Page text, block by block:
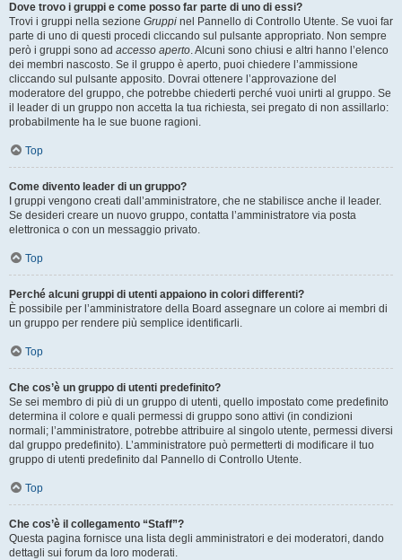
Dove trovo i gruppi e come posso far parte di uno di essi?
Trovi i gruppi nella sezione Gruppi nel Pannello di Controllo Utente. Se vuoi far
parte di uno di questi procedi cliccando sul pulsante appropriato. Non sempre
però i gruppi sono ad accesso aperto. Alcuni sono chiusi e altri hanno l’elenco
dei membri nascosto. Se il gruppo è aperto, puoi chiedere l’ammissione
cliccando sul pulsante apposito. Dovrai ottenere l’approvazione del
moderatore del gruppo, che potrebbe chiederti perché vuoi unirti al gruppo. Se
il leader di un gruppo non accetta la tua richiesta, sei pregato di non assillarlo:
probabilmente ha le sue buone ragioni.
Top
Come divento leader di un gruppo?
I gruppi vengono creati dall’amministratore, che ne stabilisce anche il leader.
Se desideri creare un nuovo gruppo, contatta l’amministratore via posta
elettronica o con un messaggio privato.
Top
Perché alcuni gruppi di utenti appaiono in colori differenti?
È possibile per l’amministratore della Board assegnare un colore ai membri di
un gruppo per rendere più semplice identificarli.
Top
Che cos’è un gruppo di utenti predefinito?
Se sei membro di più di un gruppo di utenti, quello impostato come predefinito
determina il colore e quali permessi di gruppo sono attivi (in condizioni
normali; l’amministratore, potrebbe attribuire al singolo utente, permessi diversi
dal gruppo predefinito). L’amministratore può permetterti di modificare il tuo
gruppo di utenti predefinito dal Pannello di Controllo Utente.
Top
Che cos’è il collegamento “Staff”?
Questa pagina fornisce una lista degli amministratori e dei moderatori, dando
dettagli sui forum da loro moderati.